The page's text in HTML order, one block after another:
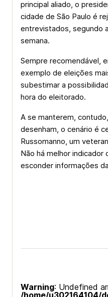
principal aliado, o
cidade de São Paulo é
entrevistados, segundo
semana.
Sempre recomendável,
exemplo de eleições
subestimar a
hora do eleitorado.
A se manterem,
desenham, o cenário é
Russomanno, um
Não há melhor
esconder informações
Warning: Undefined
/home/u302164104/